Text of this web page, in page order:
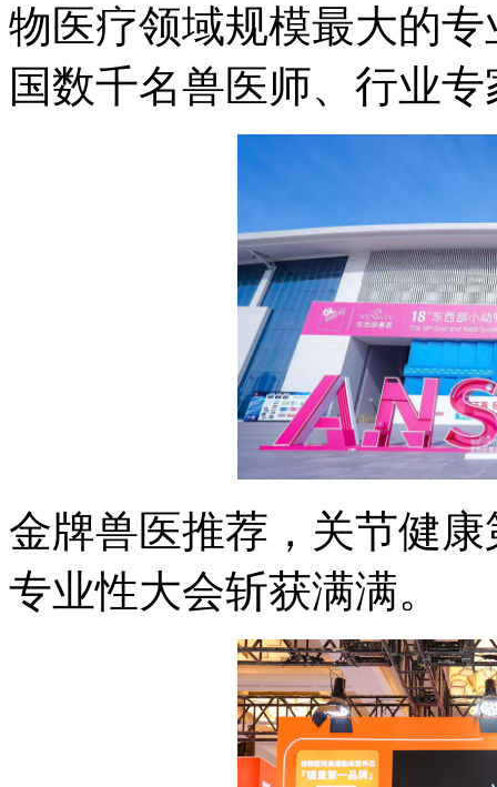
物医疗领域规模最大的
国数千名兽医师、行业
金牌兽医推荐，关节健
专业性大会斩获满满。